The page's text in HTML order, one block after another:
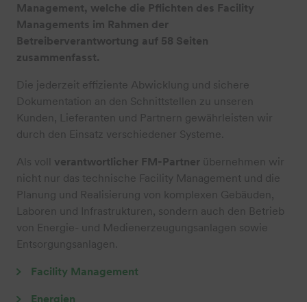
Management, welche die Pflichten des Facility
Managements im Rahmen der
Betreiberverantwortung auf 58 Seiten
zusammenfasst.
Die jederzeit effiziente Abwicklung und sichere
Dokumentation an den Schnittstellen zu unseren
Kunden, Lieferanten und Partnern gewährleisten wir
durch den Einsatz verschiedener Systeme.
Als voll verantwortlicher FM-Partner übernehmen wir
nicht nur das technische Facility Management und die
Planung und Realisierung von komplexen Gebäuden,
Laboren und Infrastrukturen, sondern auch den Betrieb
von Energie- und Medienerzeugungsanlagen sowie
Entsorgungsanlagen.
Facility Management
Energien